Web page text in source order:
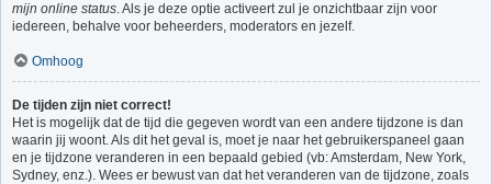
mijn online status. Als je deze optie activeert zul je onzichtbaar zijn voor
iedereen, behalve voor beheerders, moderators en jezelf.
Omhoog
De tijden zijn niet correct!
Het is mogelijk dat de tijd die gegeven wordt van een andere tijdzone is dan
waarin jij woont. Als dit het geval is, moet je naar het gebruikerspaneel gaan
en je tijdzone veranderen in een bepaald gebied (vb: Amsterdam, New York,
Sydney, enz.). Wees er bewust van dat het veranderen van de tijdzone, zoals